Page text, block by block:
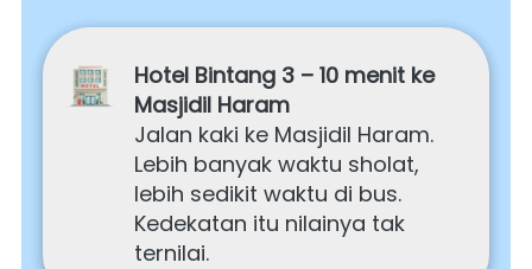
Hotel Bintang 3 – 10 menit ke
Masjidil Haram
Jalan kaki ke Masjidil Haram.
Lebih banyak waktu sholat,
lebih sedikit waktu di bus.
Kedekatan itu nilainya tak
ternilai.